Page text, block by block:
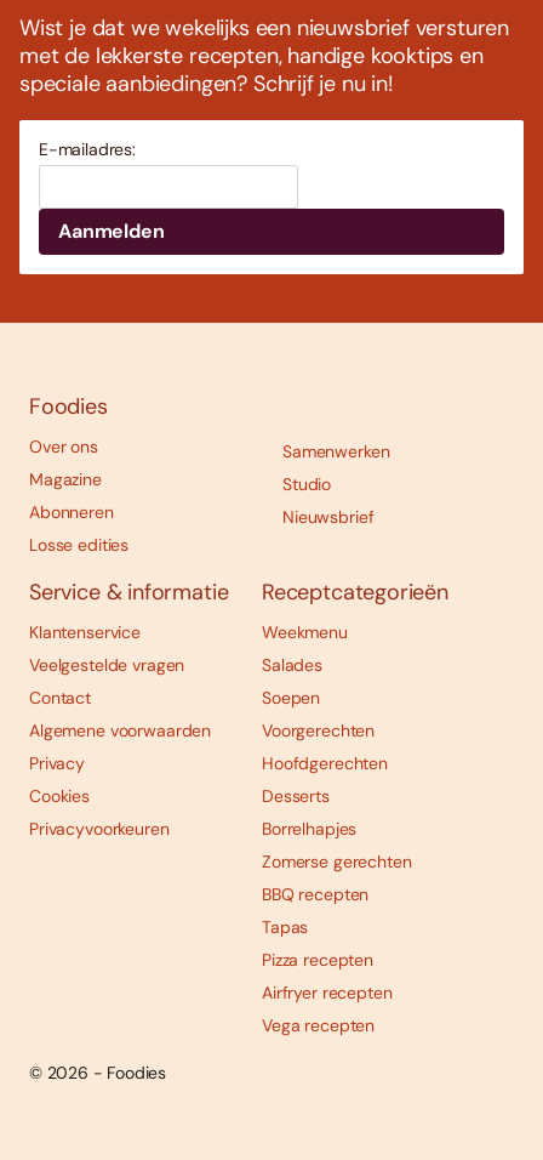
Wist je dat we wekelijks een nieuwsbrief versturen
met de lekkerste recepten, handige kooktips en
speciale aanbiedingen? Schrijf je nu in!
E-mailadres:
Foodies
Over ons
Magazine
Abonneren
Losse edities
Samenwerken
Studio
Nieuwsbrief
Service & informatie
Klantenservice
Veelgestelde vragen
Contact
Algemene voorwaarden
Privacy
Cookies
Privacyvoorkeuren
Receptcategorieën
Weekmenu
Salades
Soepen
Voorgerechten
Hoofdgerechten
Desserts
Borrelhapjes
Zomerse gerechten
BBQ recepten
Tapas
Pizza recepten
Airfryer recepten
Vega recepten
© 2026 - Foodies